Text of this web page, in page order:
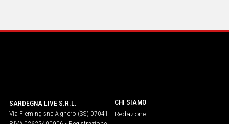
SARDEGNA LIVE S.R.L.
Via Fleming snc Alghero (SS) 07041
CHI SIAMO
Redazione